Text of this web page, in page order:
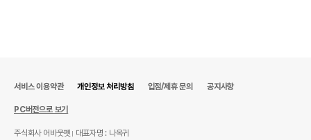
서비스 이용약관 개인정보 처리방침 입점/제휴 문의 공지사항
PC버전으로 보기
주식회사 어바웃펫
대표자명 : 나옥귀